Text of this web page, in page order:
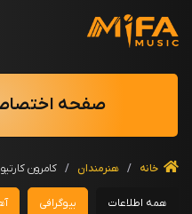
صفحه
خانه / هنرمندان / کامرون کارتیو
همه اطلاعات بیوگرافی